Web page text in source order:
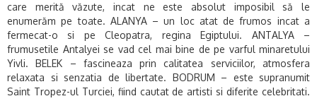
care merită văzute, incat ne este absolut imposibil să le
enumerăm pe toate. ALANYA – un loc atat de frumos incat a
fermecat-o si pe Cleopatra, regina Egiptului. ANTALYA –
frumusetile Antalyei se vad cel mai bine de pe varful minaretului
Yivli. BELEK – fascineaza prin calitatea serviciilor, atmosfera
relaxata si senzatia de libertate. BODRUM – este supranumit
Saint Tropez-ul Turciei, fiind cautat de artisti si diferite celebritati.